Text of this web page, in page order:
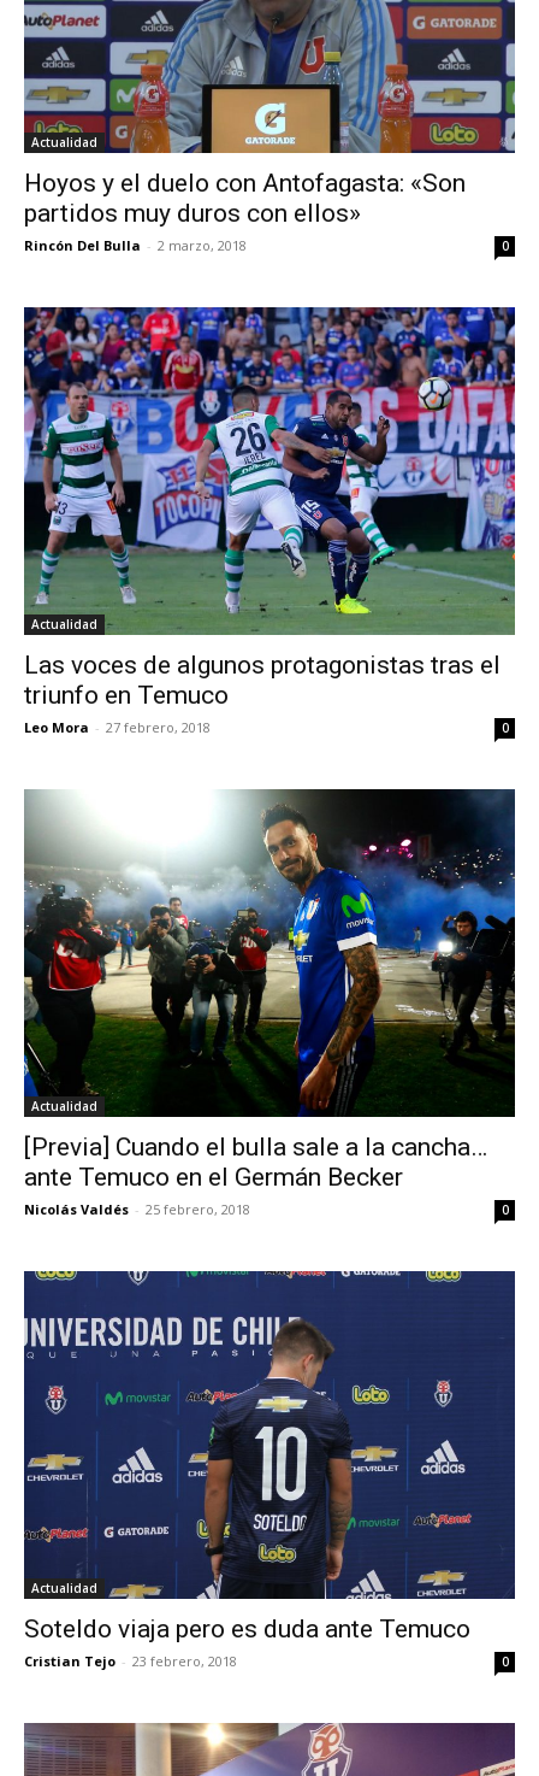
Actualidad
Hoyos y el duelo con Antofagasta: «Son
partidos muy duros con ellos»
Rincón Del Bulla - 2 marzo, 2018 0
Actualidad
Las voces de algunos protagonistas tras el
triunfo en Temuco
Leo Mora - 27 febrero, 2018 0
Actualidad
[Previa] Cuando el bulla sale a la cancha…
ante Temuco en el Germán Becker
Nicolás Valdés - 25 febrero, 2018 0
Actualidad
Soteldo viaja pero es duda ante Temuco
Cristian Tejo - 23 febrero, 2018 0